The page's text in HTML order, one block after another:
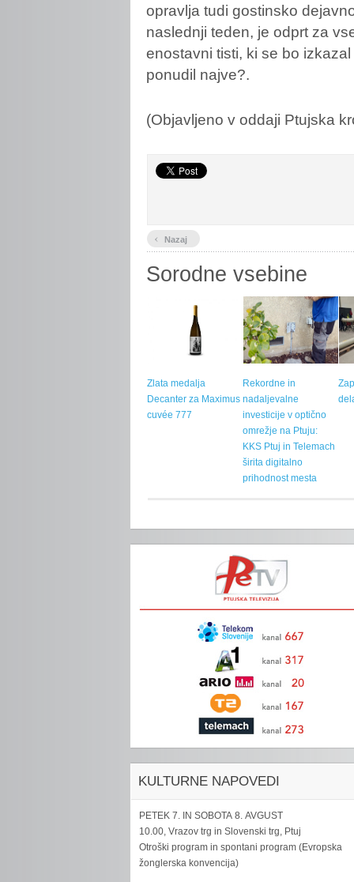
opravlja tudi gostinsko
naslednji teden, je odprt za
enostavni tisti, ki se bo
ponudil najve?.
(Objavljeno v oddaji Ptujska
‹ Nazaj
Sorodne vsebine
Zlata medalja
Decanter za Maximus
cuvée 777
Rekordne in
nadaljevalne
investicije v optično
omrežje na Ptuju:
KKS Ptuj in Telemach
širita digitalno
prihodnost mesta
KULTURNE NAPOVEDI
PETEK 7. IN SOBOTA 8. AVGUST
10.00, Vrazov trg in Slovenski trg, Ptuj
Otroški program in spontani program (Evropska
žonglerska konvencija)